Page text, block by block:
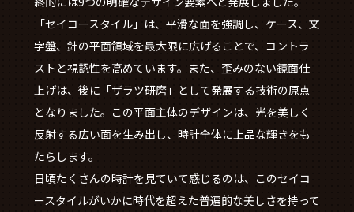
「セイコースタイル」は、平滑な面を強調し、ケース、文
字盤、針の平面領域を最大限に広げることで、コントラ
ストと視認性を高めています。また、歪みのない鏡面仕
上げは、後に「ザラツ研磨」として発展する技術の原点
となりました。この平面主体のデザインは、光を美しく
反射する広い面を生み出し、時計全体に上品な輝きをも
たらします。
日頃たくさんの時計を見ていて感じるのは、このセイコ
ースタイルがいかに時代を超えた普遍的な美しさを持って